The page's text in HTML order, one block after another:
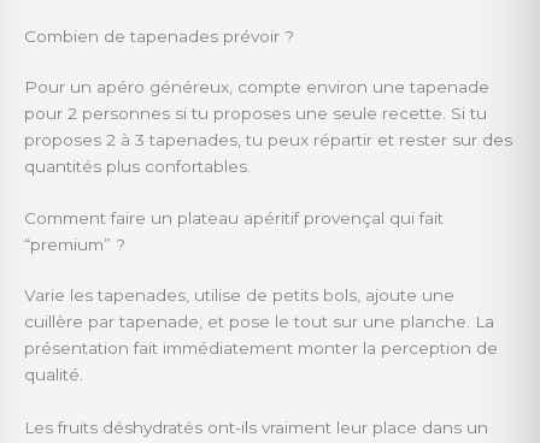
Combien de tapenades prévoir ?
Pour un apéro généreux, compte environ une tapenade
pour 2 personnes si tu proposes une seule recette. Si tu
proposes 2 à 3 tapenades, tu peux répartir et rester sur des
quantités plus confortables.
Comment faire un plateau apéritif provençal qui fait
“premium” ?
Varie les tapenades, utilise de petits bols, ajoute une
cuillère par tapenade, et pose le tout sur une planche. La
présentation fait immédiatement monter la perception de
qualité.
Les fruits déshydratés ont-ils vraiment leur place dans un